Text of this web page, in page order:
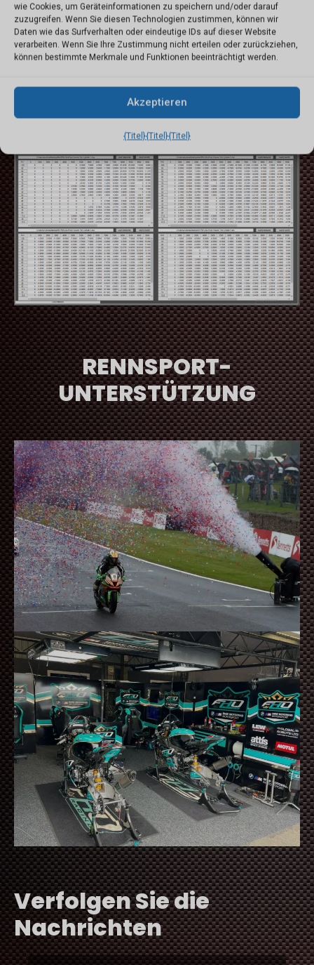
wie Cookies, um Geräteinformationen zu speichern und/oder darauf
zuzugreifen. Wenn Sie diesen Technologien zustimmen, können wir
Daten wie das Surfverhalten oder eindeutige IDs auf dieser Website
verarbeiten. Wenn Sie Ihre Zustimmung nicht erteilen oder zurückziehen,
können bestimmte Merkmale und Funktionen beeinträchtigt werden.
Akzeptieren
{Titel}{Titel}{Titel}
RENNSPORT-
UNTERSTÜTZUNG
Verfolgen Sie die
Nachrichten